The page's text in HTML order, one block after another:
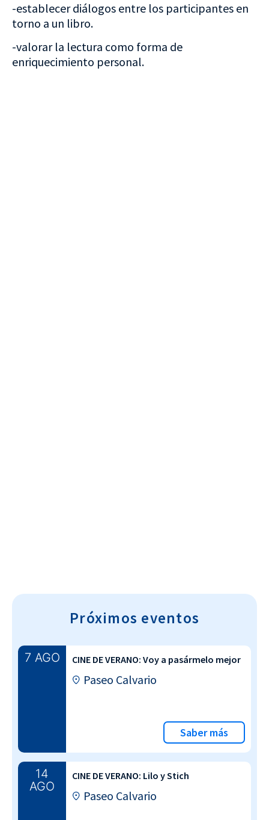
-establecer diálogos entre los participantes en
torno a un libro.
-valorar la lectura como forma de
enriquecimiento personal.
Próximos eventos
7 AGO CINE DE VERANO: Voy a pasármelo mejor
Paseo Calvario
Saber más
14
AGO
CINE DE VERANO: Lilo y Stich
Paseo Calvario